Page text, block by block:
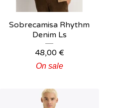
Sobrecamisa Rhythm
Denim Ls
48,00 €
On sale